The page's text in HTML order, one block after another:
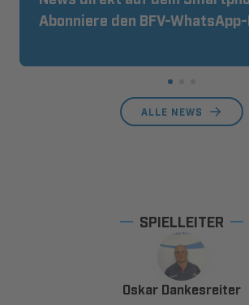
Abonniere den BFV-
ALLE NEWS
SPIELLEITER
Oskar Dankesreiter